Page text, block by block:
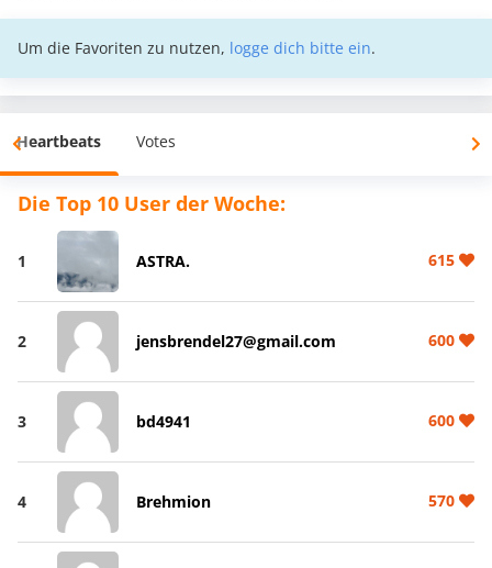
Um die Favoriten zu nutzen, logge dich bitte ein.
Heartbeats Votes
Die Top 10 User der Woche:
1 ASTRA. 615
2 jensbrendel27@gmail.com 600
3 bd4941 600
4 Brehmion 570